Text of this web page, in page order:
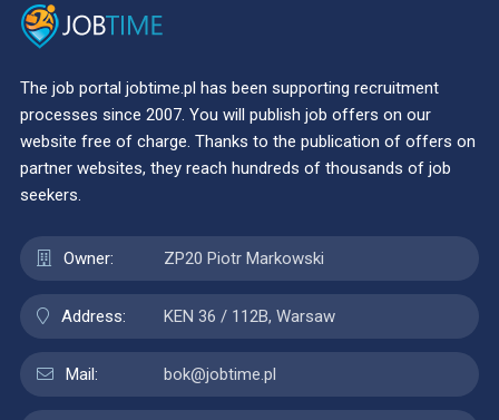
The job portal jobtime.pl has been supporting recruitment
processes since 2007. You will publish job offers on our
website free of charge. Thanks to the publication of offers on
partner websites, they reach hundreds of thousands of job
seekers.
Owner: ZP20 Piotr Markowski
Address: KEN 36 / 112B, Warsaw
Mail: bok@jobtime.pl